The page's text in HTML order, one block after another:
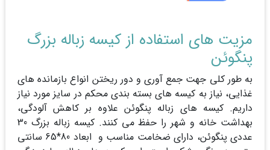
مزیت های استفاده از کیسه زباله بزرگ
پنگوئن
به طور کلی جهت جمع آوری و دور ریختن انواع بازمانده های
غذایی، نیاز به کیسه های بسته بندی محکم در سایز مورد نیاز
داریم. کیسه های زباله پنگوئن علاوه بر کاهش آلودگی،
بهداشت خانه و شهر را حفظ می کنند. کیسه زباله بزرگ 30
عددی پنگوئن، دارای ضخامت مناسب و ابعاد 80*65 سانتی